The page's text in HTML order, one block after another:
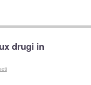
drugi in